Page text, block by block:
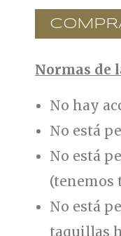
Normas de
No hay
No está
No está
(tenemos
No está
taquillas